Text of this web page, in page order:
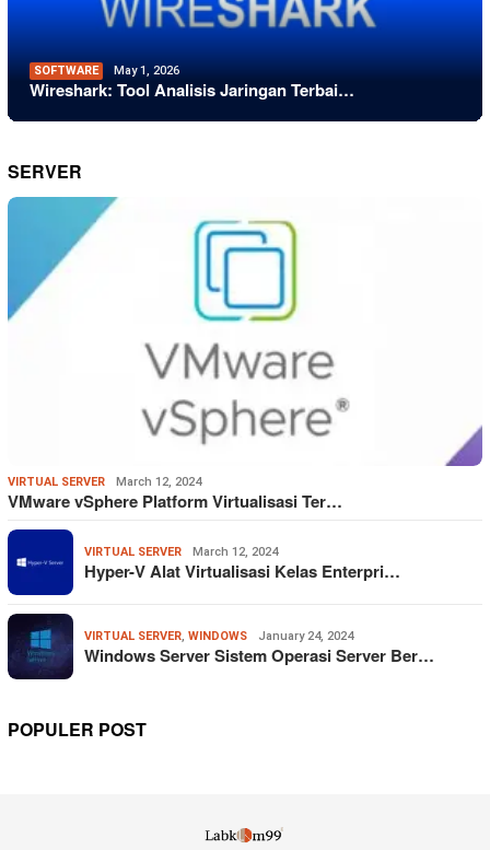
SOFTWARE May 1, 2026
Wireshark: Tool Analisis Jaringan Terbai…
SERVER
VIRTUAL SERVER March 12, 2024
VMware vSphere Platform Virtualisasi Ter…
VIRTUAL SERVER March 12, 2024
Hyper-V Alat Virtualisasi Kelas Enterpri…
VIRTUAL SERVER WINDOWS January 24, 2024
Windows Server Sistem Operasi Server Ber…
POPULER POST